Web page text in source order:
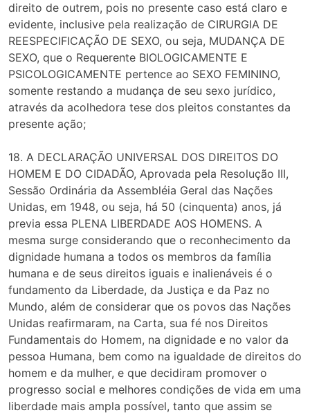
direito de outrem, pois no presente caso está claro e
evidente, inclusive pela realização de CIRURGIA DE
REESPECIFICAÇÃO DE SEXO, ou seja, MUDANÇA DE
SEXO, que o Requerente BIOLOGICAMENTE E
PSICOLOGICAMENTE pertence ao SEXO FEMININO,
somente restando a mudança de seu sexo jurídico,
através da acolhedora tese dos pleitos constantes da
presente ação;
18. A DECLARAÇÃO UNIVERSAL DOS DIREITOS DO
HOMEM E DO CIDADÃO, Aprovada pela Resolução III,
Sessão Ordinária da Assembléia Geral das Nações
Unidas, em 1948, ou seja, há 50 (cinquenta) anos, já
previa essa PLENA LIBERDADE AOS HOMENS. A
mesma surge considerando que o reconhecimento da
dignidade humana a todos os membros da família
humana e de seus direitos iguais e inalienáveis é o
fundamento da Liberdade, da Justiça e da Paz no
Mundo, além de considerar que os povos das Nações
Unidas reafirmaram, na Carta, sua fé nos Direitos
Fundamentais do Homem, na dignidade e no valor da
pessoa Humana, bem como na igualdade de direitos do
homem e da mulher, e que decidiram promover o
progresso social e melhores condições de vida em uma
liberdade mais ampla possível, tanto que assim se